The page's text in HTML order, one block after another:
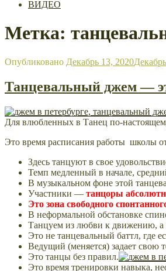
ВИДЕО
Метка:
Опубликовано Декабрь 13, 2020
Танцевальный джем —
Для влюбленных в Танец по-
Это время расписания работы школы
Здесь танцуют в свое
Темп медленный в начале,
В музыкальном фоне этой
Участники — танцоры
Это зона свободного
В неформальной обстановке
Танцуем из любви к движению, а
Это не танцевальный баттл, где
Ведущий (меняется) задает свою
Это танцы без правил.
Это время тренировки навыка,